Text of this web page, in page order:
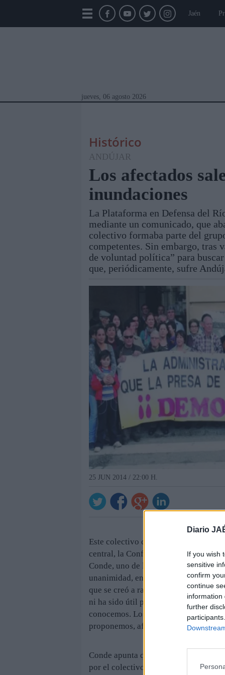
Diario
If you wish
sensitive
confirm
continue
information
further
Jaén
jueves, 06 agosto 2026
Módulos Portada Jaén Provincia
Histórico
ANDÚJAR
Los afectados
inundaciones
La Plataforma en Defensa del
mediante un comunicado, que
colectivo formaba parte del
competentes. Sin embargo, tras
de voluntad política” para
que, periódicamente, sufre
25 JUN 2014 / 22:00 H.
Este colectivo ciudadano lamenta el
central, la Confederación
Conde, uno de los portavoces del
unanimidad, en su última reunión,
que se creó a raíz de una petición
ni ha sido útil para resolver los
conocemos. Los sufrimos ahora los
proponemos, afectará a gran parte
Conde apunta que todas las
por el colectivo de afectados por las